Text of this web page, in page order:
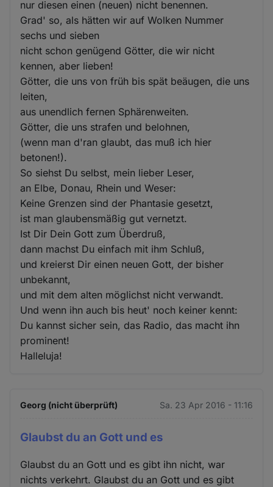
nur diesen einen (neuen) nicht benennen.
Grad' so, als hätten wir auf Wolken Nummer
sechs und sieben
nicht schon genügend Götter, die wir nicht
kennen, aber lieben!
Götter, die uns von früh bis spät beäugen, die uns
leiten,
aus unendlich fernen Sphärenweiten.
Götter, die uns strafen und belohnen,
(wenn man d'ran glaubt, das muß ich hier
betonen!).
So siehst Du selbst, mein lieber Leser,
an Elbe, Donau, Rhein und Weser:
Keine Grenzen sind der Phantasie gesetzt,
ist man glaubensmäßig gut vernetzt.
Ist Dir Dein Gott zum Überdruß,
dann machst Du einfach mit ihm Schluß,
und kreierst Dir einen neuen Gott, der bisher
unbekannt,
und mit dem alten möglichst nicht verwandt.
Und wenn ihn auch bis heut' noch keiner kennt:
Du kannst sicher sein, das Radio, das macht ihn
prominent!
Halleluja!
Georg (nicht überprüft) Sa. 23 Apr 2016 - 11:16
Glaubst du an Gott und es
Glaubst du an Gott und es gibt ihn nicht, war
nichts verkehrt. Glaubst du an Gott und es gibt